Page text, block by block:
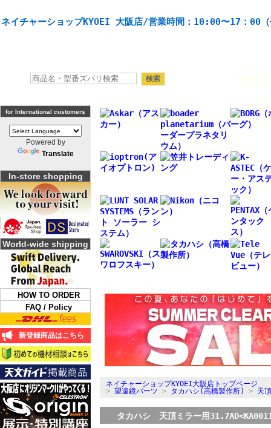
ネイチャーショップKYOEI 大阪店/営業時間：10:00〜17：00（
Seestar
for International customers
Powered by
Translate
In-store shopping
World-wide shipping
HOW TO ORDER
FAQ / Policy
新登録商品はこちら
ネイチャーショップKYOEI大阪店トップページ
> 望遠鏡パーツ > タカハシ(高橋製作所) > 天
タカハシ 天頂ミラー用